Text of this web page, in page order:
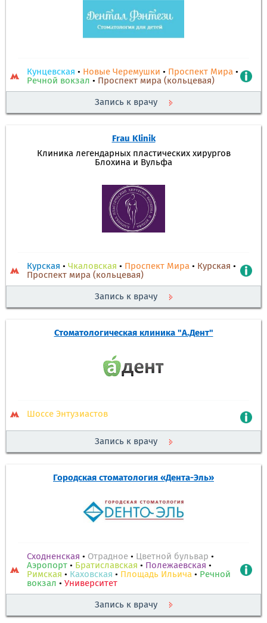
Кунцевская • Новые Черемушки • Проспект Мира •
Речной вокзал • Проспект мира (кольцевая)
Запись к врачу
Frau Klinik
Клиника легендарных пластических хирургов
Блохина и Вульфа
Курская • Чкаловская • Проспект Мира • Курская •
Проспект мира (кольцевая)
Запись к врачу
Стоматологическая клиника "А.Дент"
Шоссе Энтузиастов
Запись к врачу
Городская стоматология «Дента-Эль»
Сходненская • Отрадное • Цветной бульвар •
Аэропорт • Братиславская • Полежаевская •
Римская • Каховская • Площадь Ильича • Речной
вокзал • Университет
Запись к врачу